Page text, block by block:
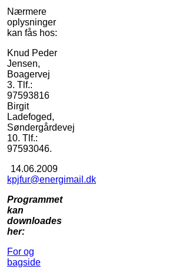
Nærmere
oplysninger
kan fås hos:
Knud Peder
Jensen,
Boagervej
3. Tlf.:
97593816
Birgit
Ladefoged,
Søndergårdevej
10. Tlf.:
97593046.
14.06.2009
kpjfur@energimail.dk
Programmet
kan
downloades
her:
For og
bagside